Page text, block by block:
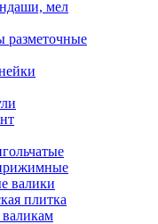
мел
валики
плитка